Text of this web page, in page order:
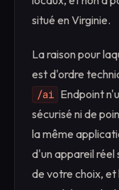
situé en Virginie.
La raison pour
est d'ordre
/ai Endpoint
sécurisé ni de
la même
d'un appareil réel
de votre choix, et